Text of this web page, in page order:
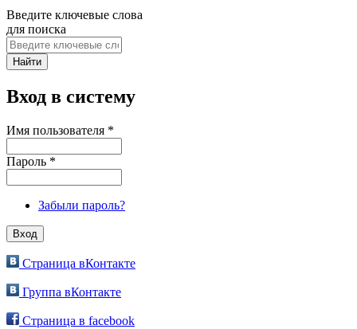
Введите ключевые слова
для поиска
Вход в систему
Имя пользователя *
Пароль *
Забыли пароль?
Страница вКонтакте
Группа вКонтакте
Страница в facebook